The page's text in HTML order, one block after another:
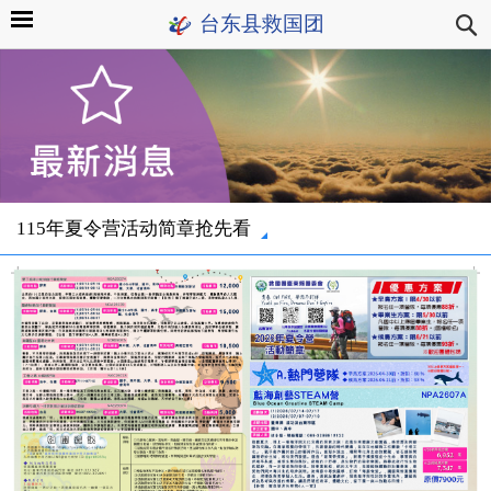
台东县救国团
115年夏令营活动简章抢先看